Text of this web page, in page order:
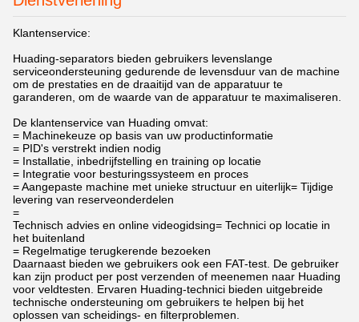
Klantenservice:
Huading-separators bieden gebruikers levenslange
serviceondersteuning gedurende de levensduur van de machine
om de prestaties en de draaitijd van de apparatuur te
garanderen, om de waarde van de apparatuur te maximaliseren.
De klantenservice van Huading omvat:
= Machinekeuze op basis van uw productinformatie
= PID's verstrekt indien nodig
= Installatie, inbedrijfstelling en training op locatie
= Integratie voor besturingssysteem en proces
= Aangepaste machine met unieke structuur en uiterlijk= Tijdige
levering van reserveonderdelen
=
Technisch advies en online videogidsing= Technici op locatie in
het buitenland
= Regelmatige terugkerende bezoeken
Daarnaast bieden we gebruikers ook een FAT-test. De gebruiker
kan zijn product per post verzenden of meenemen naar Huading
voor veldtesten. Ervaren Huading-technici bieden uitgebreide
technische ondersteuning om gebruikers te helpen bij het
oplossen van scheidings- en filterproblemen.